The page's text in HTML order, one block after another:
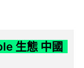
生態 中國